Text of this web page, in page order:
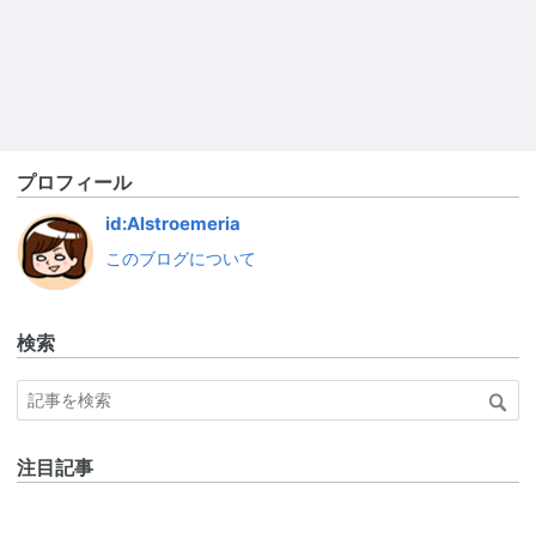
プロフィール
id:Alstroemeria
このブログについて
検索
注目記事